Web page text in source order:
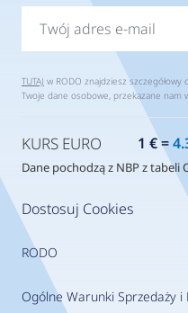
Dostosuj Cookies
RODO
Ogólne Warunki Sprzedaży i
TUTAJ w RODO znajdziesz
Twoje dane osobowe, przekazane nam
KURS EURO 1 € =
Dane pochodzą z NBP z tabeli